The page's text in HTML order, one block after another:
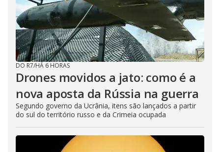
o
DO R7/HÁ 6 HORAS
Drones movidos a jato: como é a
nova aposta da Rússia na guerra
Segundo governo da Ucrânia, itens são lançados a partir
do sul do território russo e da Crimeia ocupada